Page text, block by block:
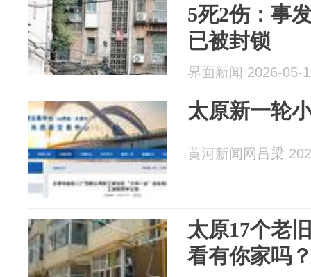
5死2伤：事
已被封锁
界面新闻 2026-05-
太原新一轮
黄河新闻网吕梁
太原17个老
看有你家吗